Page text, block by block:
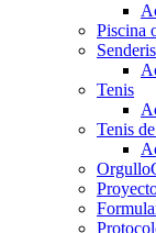
Piscina
Tenis
Tenis